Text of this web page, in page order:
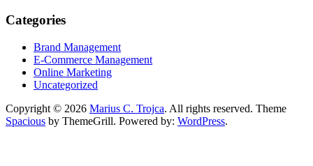
Categories
Brand Management
E-Commerce Management
Online Marketing
Uncategorized
Copyright © 2026 Marius C. Trojca. All rights reserved. Theme
Spacious by ThemeGrill. Powered by: WordPress.